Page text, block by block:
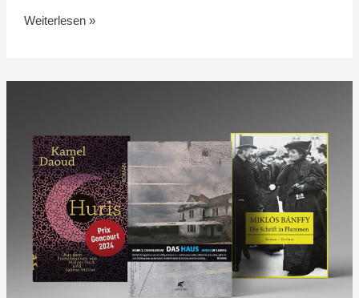
Weiterlesen »
Mai
lesen
sollte?
Drei
Bücher,
die
keine
Ruhe